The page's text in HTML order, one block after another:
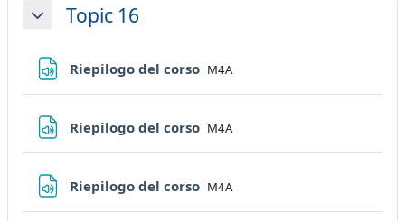
MinimizzaTopic 16
Riepilogo del corso File
M4A
Riepilogo del corso File
M4A
Riepilogo del corso File
M4A